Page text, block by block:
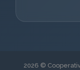
2026 ©